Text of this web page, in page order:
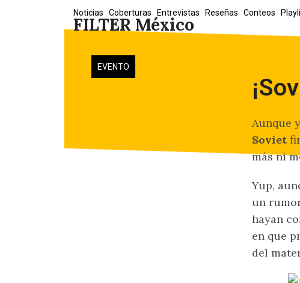
FILTER México
Noticias Coberturas Entrevistas Reseñas Conteos
EVENTO
Aunque
Soviet
más ni
Yup,
un
hayan
en que
del